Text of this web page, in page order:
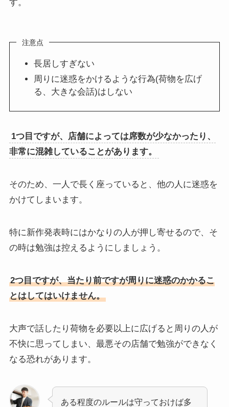
す。
注意点
長居しすぎない
周りに迷惑をかけるような行為(荷物を広げ
る、大きな会話)はしない
1つ目ですが、店舗によっては席数が少なかったり、
非常に混雑していることがあります。
そのため、一人で長く座っていると、他の人に迷惑を
かけてしまいます。
特に新作発表時にはかなりの人が押し寄せるので、そ
の時は勉強は控えるようにしましょう。
2つ目ですが、当たり前ですが周りに迷惑のかかるこ
とはしてはいけません。
大声で話したり荷物を必要以上に広げると周りの人が
不快に思ってしまい、最悪その店舗で勉強ができなく
なる恐れがあります。
ある程度のルールは守っておけば多